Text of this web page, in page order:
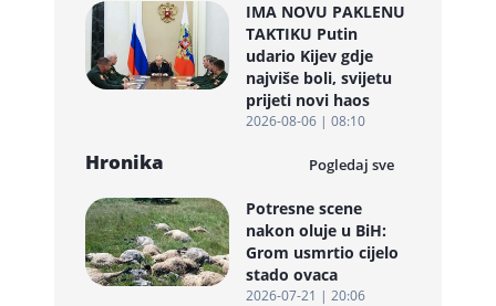
IMA NOVU PAKLENU
TAKTIKU Putin
udario Kijev gdje
najviše boli, svijetu
prijeti novi haos
2026-08-06 | 08:10
Hronika Pogledaj sve
Potresne scene
nakon oluje u BiH:
Grom usmrtio cijelo
stado ovaca
2026-07-21 | 20:06